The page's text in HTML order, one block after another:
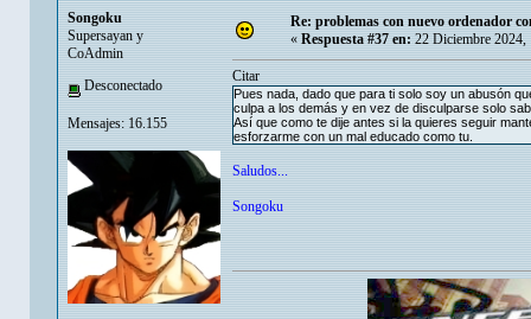
Songoku
Supersayan y
CoAdmin
Desconectado
Mensajes: 16.155
Re: problemas con nuevo ordenador
« Respuesta #37 en: 22 Diciembre 2024,
Citar
Pues nada, dado que para ti solo soy un abusón
culpa a los demás y en vez de disculparse solo
Así que como te dije antes si la quieres seguir
esforzarme con un mal educado como tu.
Saludos...
Songoku